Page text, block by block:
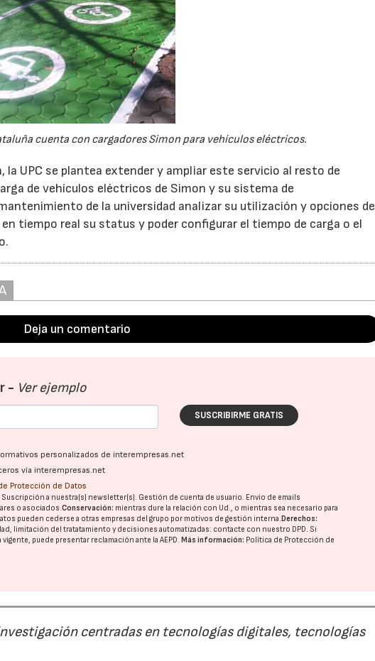
cuenta con cargadores Simon para vehículos eléctricos.
UPC se plantea extender y ampliar este servicio al resto de
de vehículos eléctricos de Simon y su sistema de
de la universidad analizar su utilización y opciones de
tiempo real su status y poder configurar el tiempo de carga o el
Deja un comentario
- Ver ejemplo
SUSCRIBIRME GRATIS
personalizados de interempresas.net
vía interempresas.net
Protección de Datos
Suscripción a nuestra(s) newsletter(s). Gestión de cuenta de usuario. Envío de emails
o asociados.Conservación: mientras dure la relación con Ud., o mientras sea necesario para
pueden cederse a otras empresas del grupo por motivos de gestión interna.Derechos:
limitación del tratatamiento y decisiones automatizadas: contacte con nuestro DPD. Si
puede presentar reclamación ante laAEPD.Más información: Política de Protección de
centradas en tecnologías digitales, tecnologías